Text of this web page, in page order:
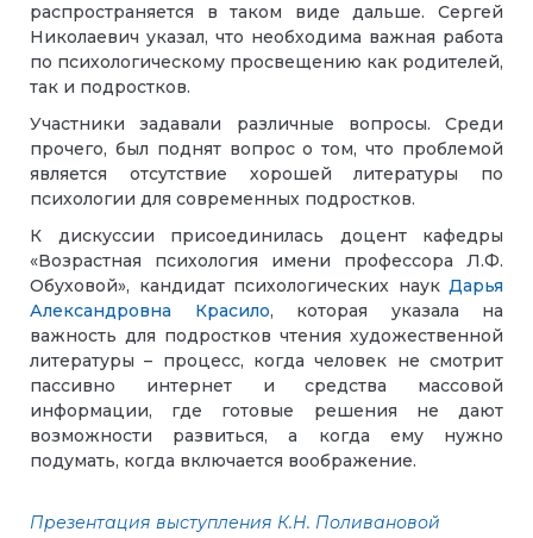
распространяется в таком виде дальше. Сергей
Николаевич указал, что необходима важная работа
по психологическому просвещению как родителей,
так и подростков.
Участники задавали различные вопросы. Среди
прочего, был поднят вопрос о том, что проблемой
является отсутствие хорошей литературы по
психологии для современных подростков.
К дискуссии присоединилась доцент кафедры
«Возрастная психология имени профессора Л.Ф.
Обуховой», кандидат психологических наук Дарья
Александровна Красило, которая указала на
важность для подростков чтения художественной
литературы – процесс, когда человек не смотрит
пассивно интернет и средства массовой
информации, где готовые решения не дают
возможности развиться, а когда ему нужно
подумать, когда включается воображение.
Презентация выступления К.Н. Поливановой